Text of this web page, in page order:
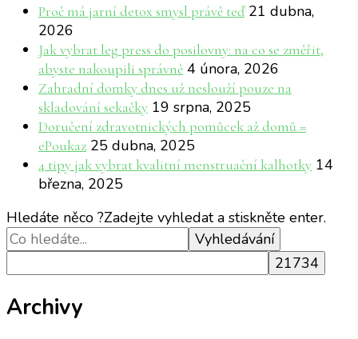
Proč má jarní detox smysl právě teď 21 dubna,
2026
Jak vybrat leg press do posilovny: na co se změřit,
abyste nakoupili správně 4 února, 2026
Zahradní domky dnes už neslouží pouze na
skladování sekačky 19 srpna, 2025
Doručení zdravotnických pomůcek až domů =
ePoukaz 25 dubna, 2025
4 tipy jak vybrat kvalitní menstruační kalhotky 14
března, 2025
Hledáte něco ?Zadejte vyhledat a stiskněte enter.
Archivy